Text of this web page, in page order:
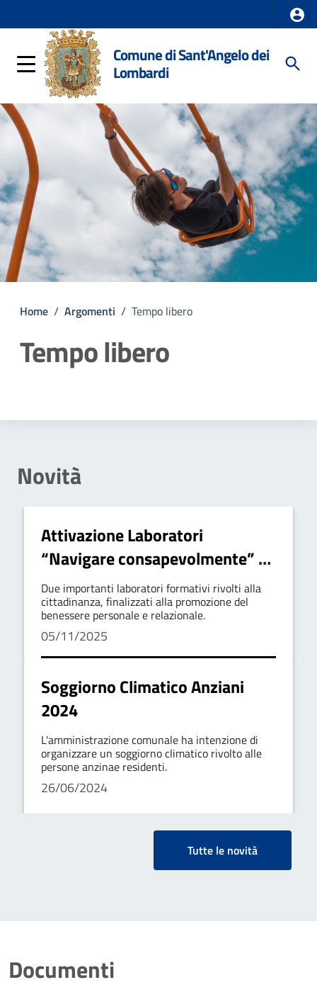
Comune di Sant'Angelo dei
Lombardi
Home / Argomenti / Tempo libero
Tempo libero
Novità
Attivazione Laboratori
“Navigare consapevolmente” e
“Intelligenza emotiva e
riconciliazione”
Due importanti laboratori formativi rivolti alla
cittadinanza, finalizzati alla promozione del
benessere personale e relazionale.
05/11/2025
Soggiorno Climatico Anziani
2024
L'amministrazione comunale ha intenzione di
organizzare un soggiorno climatico rivolto alle
persone anzinae residenti.
26/06/2024
Tutte le novità
Documenti